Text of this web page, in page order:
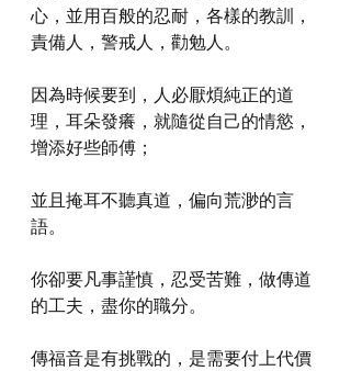
心，並用百般的忍耐，各樣的教訓，
責備人，警戒人，勸勉人。
因為時候要到，人必厭煩純正的道
理，耳朵發癢，就隨從自己的情慾，
增添好些師傅；
並且掩耳不聽真道，偏向荒渺的言
語。
你卻要凡事謹慎，忍受苦難，做傳道
的工夫，盡你的職分。
傳福音是有挑戰的，是需要付上代價